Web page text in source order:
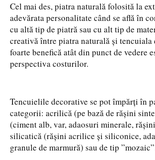
Cel mai des, piatra naturală folosită la
adevărata personalitate când se află în
cu altă tip de piatră sau cu alt tip de
creativă între piatra naturală și tencuiala
foarte benefică atât din punct de vedere
perspectiva costurilor.
Tencuielile decorative se pot împărți în
categorii: acrilică (pe bază de rășini
(ciment alb, var, adaosuri minerale,
silicatică (rășini acrilice și siliconice,
granule de marmură) sau de tip